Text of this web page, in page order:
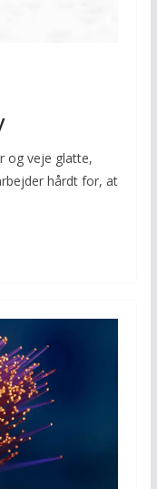
og veje glatte,
hårdt for, at